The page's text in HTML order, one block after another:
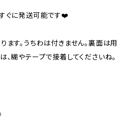
ぐに発送可能です❤️
す。うちわは付きません。裏面は用
糊やテープで接着してくださいね。